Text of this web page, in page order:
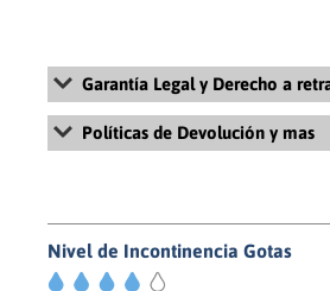
Garantía Legal y Derecho a
Para más información sobre la Garantía
retracto, revisa nuestros Términos y
Políticas de Devolución y mas
Nivel de Incontinencia Gotas
4/5